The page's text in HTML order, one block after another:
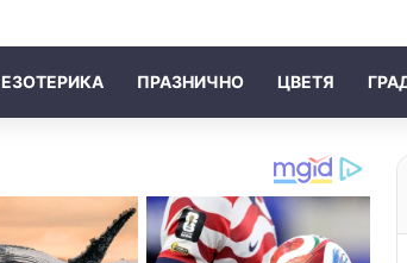
ЕЗОТЕРИКА ПРАЗНИЧНО ЦВЕТЯ